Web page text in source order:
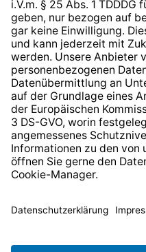
* Alle Preise inkl.
anders